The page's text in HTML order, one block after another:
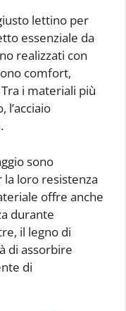
lettino per
essenziale da
realizzati con
comfort,
i materiali più
l’acciaio
sono
loro resistenza
offre anche
durante
il legno di
di assorbire
di